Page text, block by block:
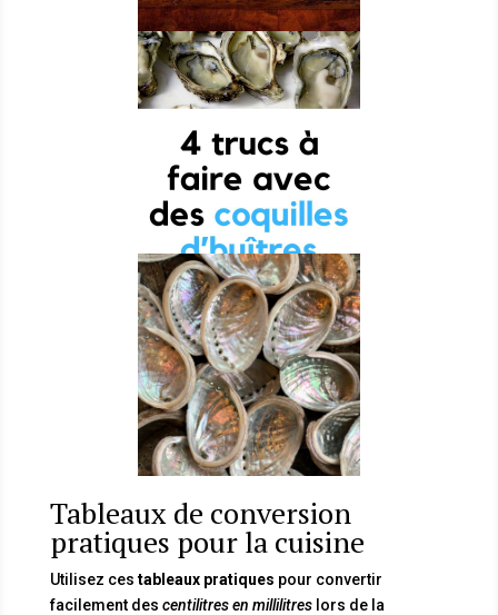
Tableaux de conversion
pratiques pour la cuisine
Utilisez ces tableaux pratiques pour convertir
facilement des centilitres en millilitreslors de la